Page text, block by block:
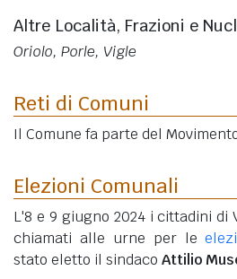
Altre Località, Frazioni e
Oriolo, Porle, Vigle
Reti di Comuni
Il Comune fa parte del
Elezioni Comunali
L'8 e 9 giugno 2024 i cittadini di
chiamati alle urne per le
stato eletto il sindaco Attilio